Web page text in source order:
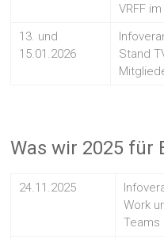
VRFF
13. und
15.01.2026
Stand
Was wir 2025 für
24.11.2025
Work
Teams